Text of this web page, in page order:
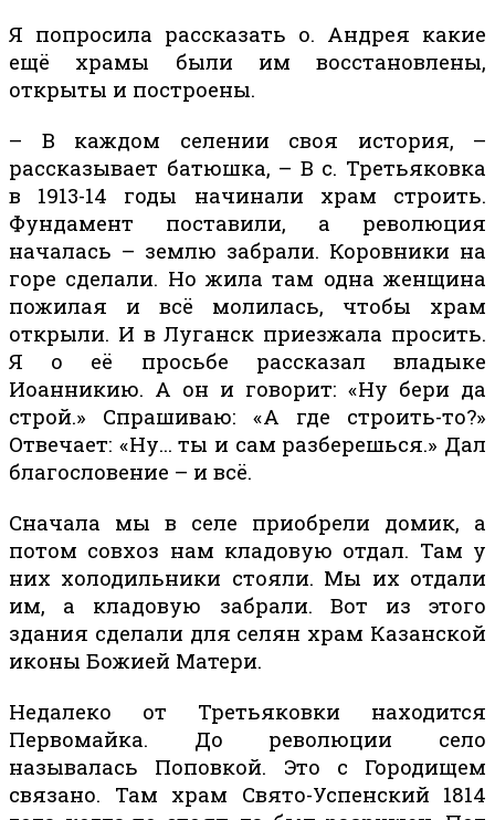
Я попросила рассказать о. Андрея какие
ещё храмы были им восстановлены,
открыты и построены.
– В каждом селении своя история, –
рассказывает батюшка, – В с. Третьяковка
в 1913-14 годы начинали храм строить.
Фундамент поставили, а революция
началась – землю забрали. Коровники на
горе сделали. Но жила там одна женщина
пожилая и всё молилась, чтобы храм
открыли. И в Луганск приезжала просить.
Я о её просьбе рассказал владыке
Иоанникию. А он и говорит: «Ну бери да
строй.» Спрашиваю: «А где строить-то?»
Отвечает: «Ну… ты и сам разберешься.» Дал
благословение – и всё.
Сначала мы в селе приобрели домик, а
потом совхоз нам кладовую отдал. Там у
них холодильники стояли. Мы их отдали
им, а кладовую забрали. Вот из этого
здания сделали для селян храм Казанской
иконы Божией Матери.
Недалеко от Третьяковки находится
Первомайка. До революции село
называлась Поповкой. Это с Городищем
связано. Там храм Свято-Успенский 1814